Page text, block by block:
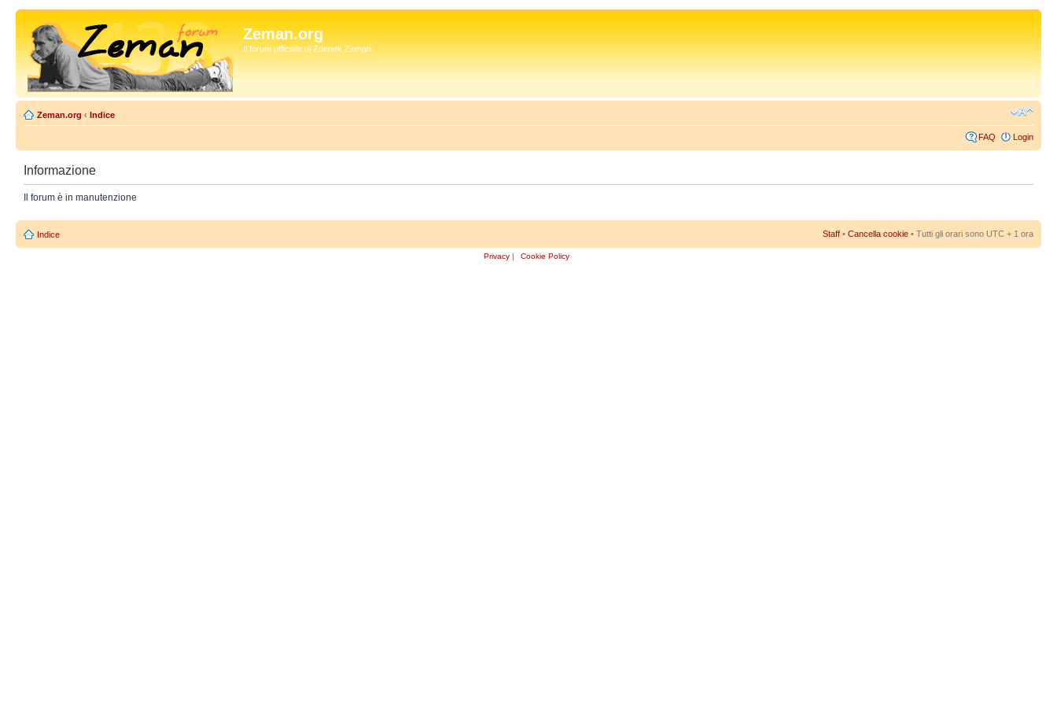
Zeman.org
Il forum ufficiale di Zdenek Zeman
Zeman.org ‹ Indice
FAQ Login
Informazione
Il forum è in manutenzione
Indice Staff • Cancella cookie • Tutti gli orari sono UTC + 1 ora
Privacy | Cookie Policy